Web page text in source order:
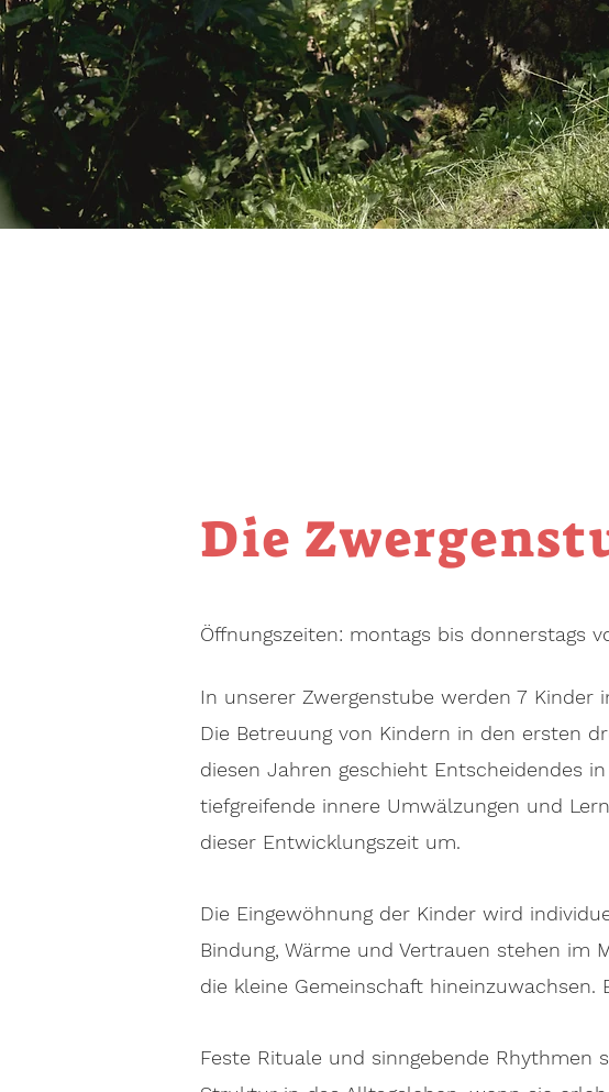
Die
Öffnungszeiten: montags bis donnerstags
In unserer Zwergenstube werden 7 Kinder
Die Betreuung von Kindern in den ersten
diesen Jahren geschieht Entscheidendes
tiefgreifende innere Umwälzungen und
dieser Entwicklungszeit um.
Die Eingewöhnung der Kinder wird
Bindung, Wärme und Vertrauen stehen
die kleine Gemeinschaft
Feste Rituale und sinngebende Rhythmen